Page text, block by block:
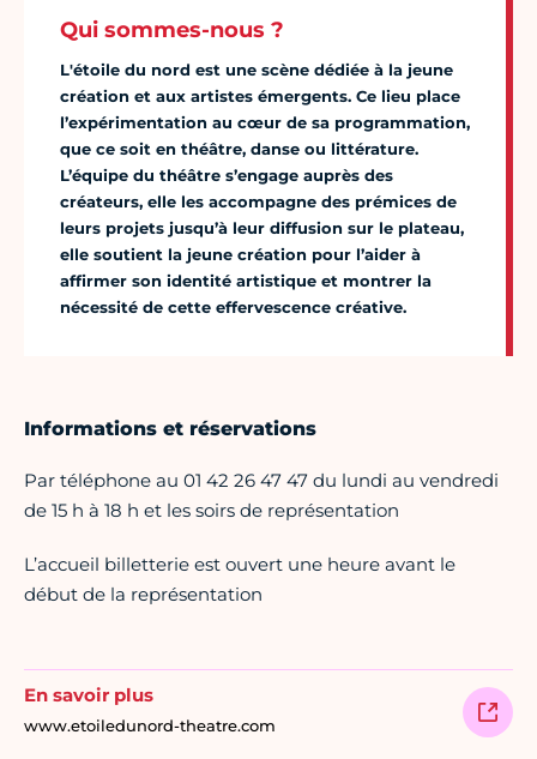
Qui sommes-nous ?
L'étoile du nord est une scène dédiée à la jeune
création et aux artistes émergents. Ce lieu place
l’expérimentation au cœur de sa programmation,
que ce soit en théâtre, danse ou littérature.
L’équipe du théâtre s’engage auprès des
créateurs, elle les accompagne des prémices de
leurs projets jusqu’à leur diffusion sur le plateau,
elle soutient la jeune création pour l’aider à
affirmer son identité artistique et montrer la
nécessité de cette effervescence créative.
Informations et réservations
Par téléphone au 01 42 26 47 47 du lundi au vendredi
de 15 h à 18 h et les soirs de représentation
L’accueil billetterie est ouvert une heure avant le
début de la représentation
En savoir plus
www.etoiledunord-theatre.com